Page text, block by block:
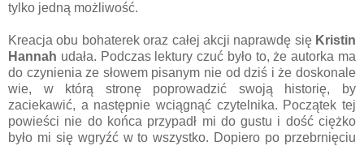
tylko jedną możliwość.
Kreacja obu bohaterek oraz całej akcji naprawdę się Kristin
Hannah udała. Podczas lektury czuć było to, że autorka ma
do czynienia ze słowem pisanym nie od dziś i że doskonale
wie, w którą stronę poprowadzić swoją historię, by
zaciekawić, a następnie wciągnąć czytelnika. Początek tej
powieści nie do końca przypadł mi do gustu i dość ciężko
było mi się wgryźć w to wszystko. Dopiero po przebrnięciu